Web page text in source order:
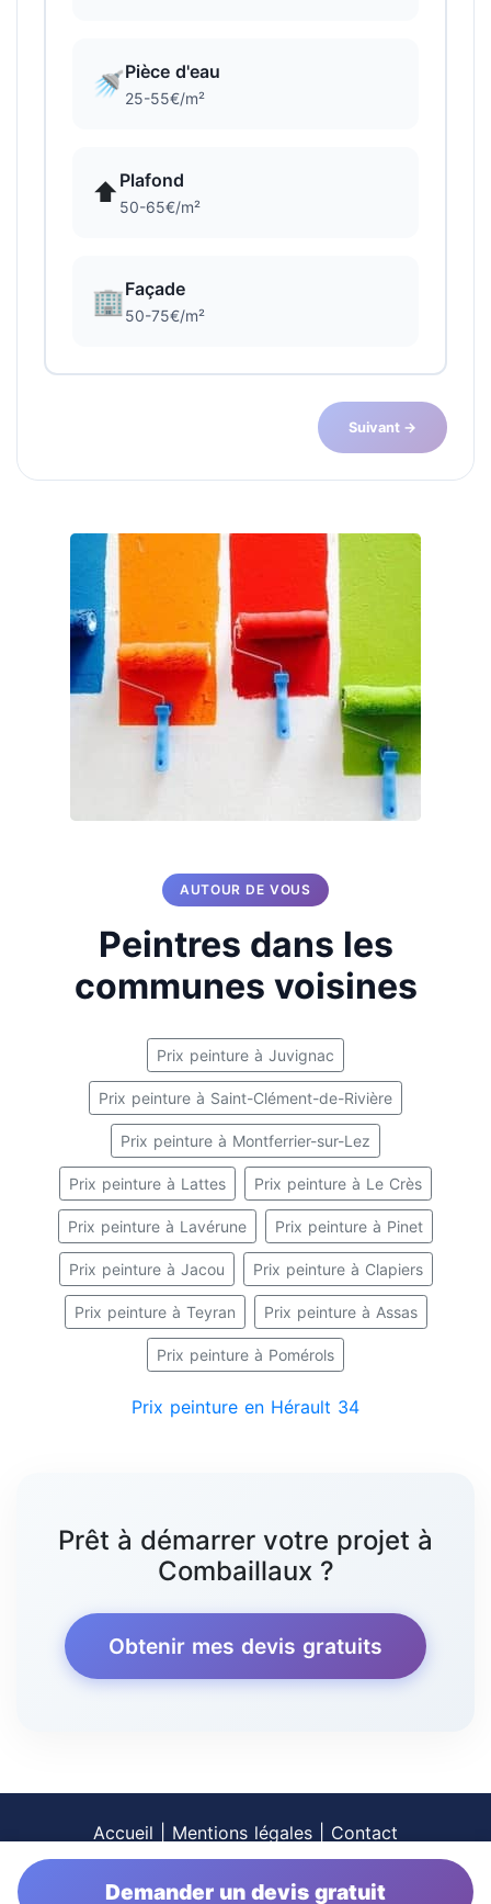
🚿Pièce d'eau
25-55€/m²
⬆️ Plafond
50-65€/m²
🏢Façade
50-75€/m²
Suivant →
AUTOUR DE VOUS
Peintres dans les
communes voisines
Prix peinture à Juvignac
Prix peinture à Saint-Clément-de-Rivière
Prix peinture à Montferrier-sur-Lez
Prix peinture à Lattes Prix peinture à Le Crès
Prix peinture à Lavérune Prix peinture à Pinet
Prix peinture à Jacou Prix peinture à Clapiers
Prix peinture à Teyran Prix peinture à Assas
Prix peinture à Pomérols
Prix peinture en Hérault 34
Prêt à démarrer votre projet à
Combaillaux ?
Obtenir mes devis gratuits
Demander un devis gratuit
Accueil Mentions légales Contact